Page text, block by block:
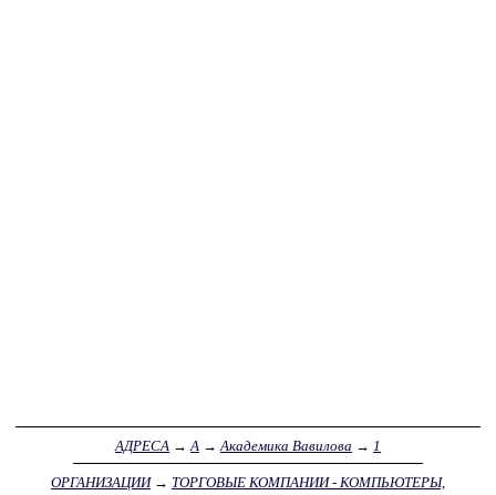
АДРЕСА → А → Академика Вавилова → 1
ОРГАНИЗАЦИИ→ ТОРГОВЫЕ КОМПАНИИ - КОМПЬЮТЕРЫ,